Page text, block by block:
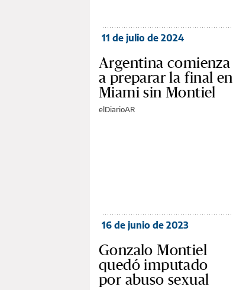
11 de julio de 2024
Argentina comienza
a preparar la final en
Miami sin Montiel
elDiarioAR
16 de junio de 2023
Gonzalo Montiel
quedó imputado
por abuso sexual